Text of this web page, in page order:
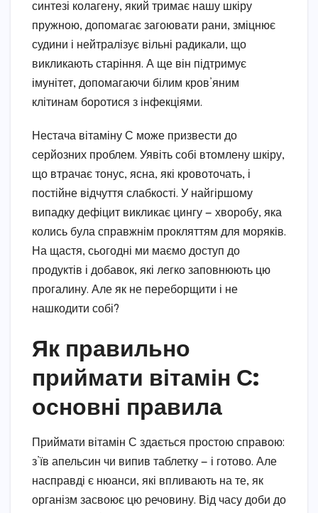
синтезі колагену, який тримає нашу шкіру
пружною, допомагає загоювати рани, зміцнює
судини і нейтралізує вільні радикали, що
викликають старіння. А ще він підтримує
імунітет, допомагаючи білим кров’яним
клітинам боротися з інфекціями.
Нестача вітаміну С може призвести до
серйозних проблем. Уявіть собі втомлену шкіру,
що втрачає тонус, ясна, які кровоточать, і
постійне відчуття слабкості. У найгіршому
випадку дефіцит викликає цингу — хворобу, яка
колись була справжнім прокляттям для моряків.
На щастя, сьогодні ми маємо доступ до
продуктів і добавок, які легко заповнюють цю
прогалину. Але як не переборщити і не
нашкодити собі?
Як правильно
приймати вітамін С:
основні правила
Приймати вітамін С здається простою справою:
з’їв апельсин чи випив таблетку — і готово. Але
насправді є нюанси, які впливають на те, як
організм засвоює цю речовину. Від часу доби до